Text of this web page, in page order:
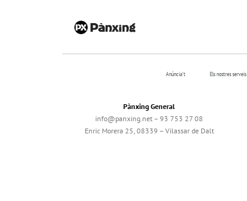
Anúncia’t Els nostres
Pànxing General
info@panxing.net – 93 753 27 08
Enric Morera 25, 08339 – Vilassar de Dalt